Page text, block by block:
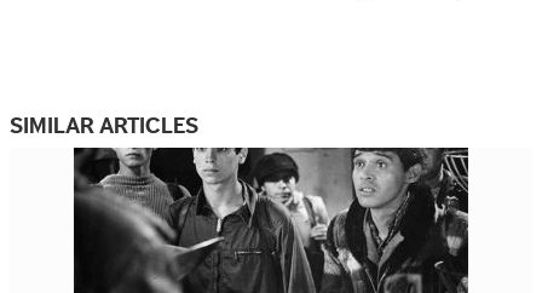
SIMILAR ARTICLES